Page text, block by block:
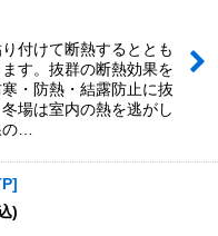
付けて断熱するととも
す。抜群の断熱効果を
・防熱・結露防止に抜
場は室内の熱を逃がし
…
]
)